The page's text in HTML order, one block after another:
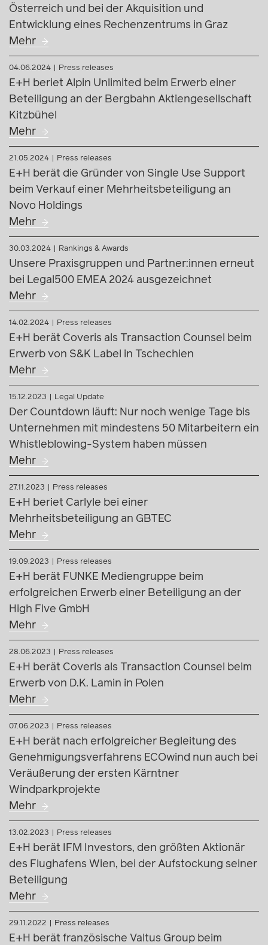
Österreich und bei der Akquisition und
Entwicklung eines Rechenzentrums in Graz
Mehr
04.06.2024 Press releases
E+H beriet Alpin Unlimited beim Erwerb einer
Beteiligung an der Bergbahn Aktiengesellschaft
Kitzbühel
Mehr
21.05.2024 Press releases
E+H berät die Gründer von Single Use Support
beim Verkauf einer Mehrheitsbeteiligung an
Novo Holdings
Mehr
30.03.2024 Rankings & Awards
Unsere Praxisgruppen und Partner:innen erneut
bei Legal500 EMEA 2024 ausgezeichnet
Mehr
14.02.2024 Press releases
E+H berät Coveris als Transaction Counsel beim
Erwerb von S&K Label in Tschechien
Mehr
15.12.2023 Legal Update
Der Countdown läuft: Nur noch wenige Tage bis
Unternehmen mit mindestens 50 Mitarbeitern ein
Whistleblowing-System haben müssen
Mehr
27.11.2023 Press releases
E+H beriet Carlyle bei einer
Mehrheitsbeteiligung an GBTEC
Mehr
19.09.2023 Press releases
E+H berät FUNKE Mediengruppe beim
erfolgreichen Erwerb einer Beteiligung an der
High Five GmbH
Mehr
28.06.2023 Press releases
E+H berät Coveris als Transaction Counsel beim
Erwerb von D.K. Lamin in Polen
Mehr
07.06.2023 Press releases
E+H berät nach erfolgreicher Begleitung des
Genehmigungsverfahrens ECOwind nun auch bei
Veräußerung der ersten Kärntner
Windparkprojekte
Mehr
13.02.2023 Press releases
E+H berät IFM Investors, den größten Aktionär
des Flughafens Wien, bei der Aufstockung seiner
Beteiligung
Mehr
29.11.2022 Press releases
E+H berät französische Valtus Group beim